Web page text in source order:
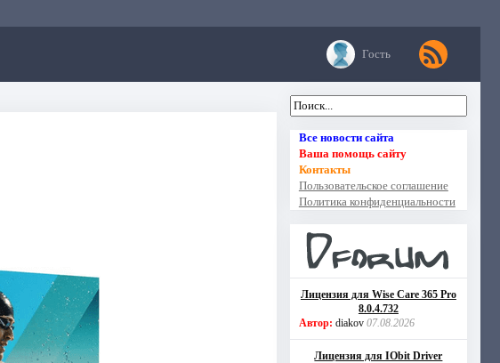
Гость
Все новости сайта
Ваша помощь сайту
Контакты
Пользовательское соглашение
Политика конфиденциальности
Лицензия для Wise Care 365 Pro
8.0.4.732
Автор: diakov 07.08.2026
Лицензия для IObit Driver